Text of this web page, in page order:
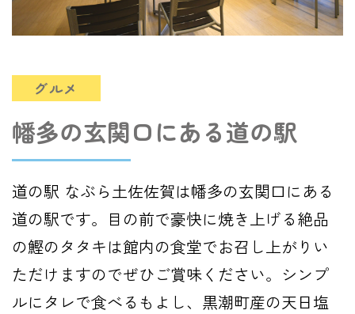
グルメ
幡多の玄関口にある道の駅
道の駅 なぶら土佐佐賀は幡多の玄関口にある
道の駅です。目の前で豪快に焼き上げる絶品
の鰹のタタキは館内の食堂でお召し上がりい
ただけますのでぜひご賞味ください。シンプ
ルにタレで食べるもよし、黒潮町産の天日塩